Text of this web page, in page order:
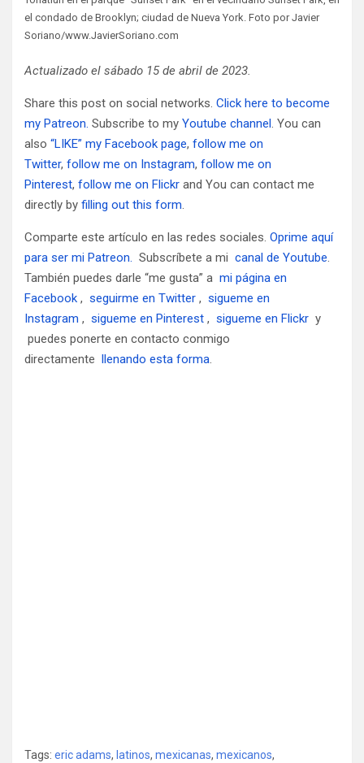
el condado de Brooklyn; ciudad de Nueva York. Foto por Javier
Soriano/www.JavierSoriano.com
Actualizado el sábado 15 de abril de 2023.
Share this post on social networks. Click here to become
my Patreon. Subscribe to my Youtube channel . You can
also “LIKE” my Facebook page, follow me on
Twitter, follow me on Instagram, follow me on
Pinterest, follow me on Flickr and You can contact me
directly by filling out this form
Comparte este artículo en las redes sociales. Oprime aquí
para ser mi Patreon.
Subscríbete a mi canal de Youtube
También puedes darle “me gusta” a mi página en
Facebook , seguirme en Twitter , sigueme en
Instagram , sigueme en Pinterest , sigueme en Flickr y
puedes ponerte en contacto conmigo
directamente llenando esta forma
Tags: eric adams, latinos, mexicanas, mexicanos,